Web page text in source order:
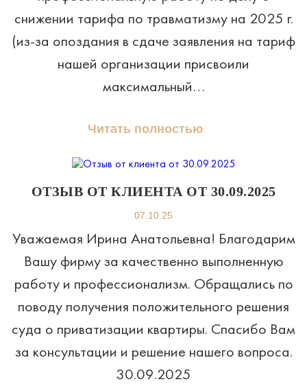
снижении тарифа по травматизму на 2025 г.
(из-за опоздания в сдаче заявления на тариф
нашей организации присвоили
максимальный…
Читать полностью
ОТЗЫВ ОТ КЛИЕНТА ОТ 30.09.2025
07.10.25
Уважаемая Ирина Анатольевна! Благодарим
Вашу фирму за качественно выполненную
работу и профессионализм. Обращались по
поводу получения положительного решения
суда о приватизации квартиры. Спасибо Вам
за консультации и решение нашего вопроса.
30.09.2025